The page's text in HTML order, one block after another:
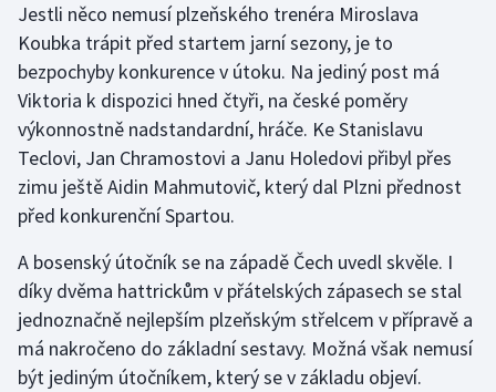
Gymnastika
Házená
Jezdectví
Judo
Krasobruslení
Lezení
Lyže a snowboard
Jestli něco nemusí plzeňského trenéra Miroslava
Koubka trápit před startem jarní sezony, je to
bezpochyby konkurence v útoku. Na jediný post má
Viktoria k dispozici hned čtyři, na české poměry
výkonnostně nadstandardní, hráče. Ke Stanislavu
Teclovi, Jan Chramostovi a Janu Holedovi přibyl přes
zimu ještě Aidin Mahmutovič, který dal Plzni přednost
před konkurenční Spartou.
A bosenský útočník se na západě Čech uvedl skvěle. I
díky dvěma hattrickům v přátelských zápasech se stal
jednoznačně nejlepším plzeňským střelcem v přípravě a
má nakročeno do základní sestavy. Možná však nemusí
být jediným útočníkem, který se v základu objeví.